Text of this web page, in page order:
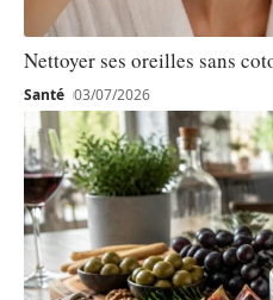
Nettoyer ses oreilles sans
Santé 03/07/2026